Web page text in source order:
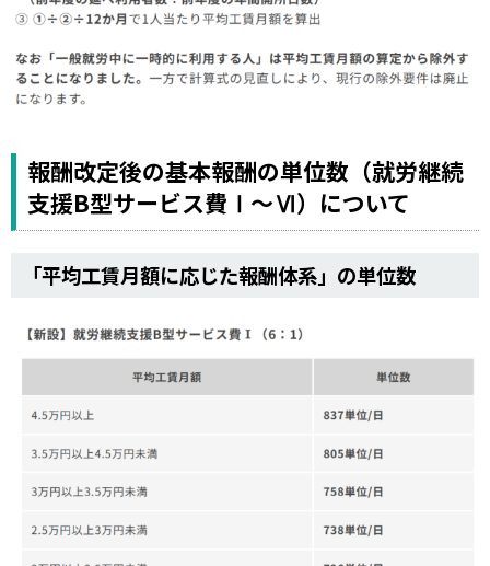
報酬改定後の基本報酬の単位数（就労継続
支援B型サービス費Ⅰ～Ⅵ）について
「平均工賃月額に応じた報酬体系」の単位数